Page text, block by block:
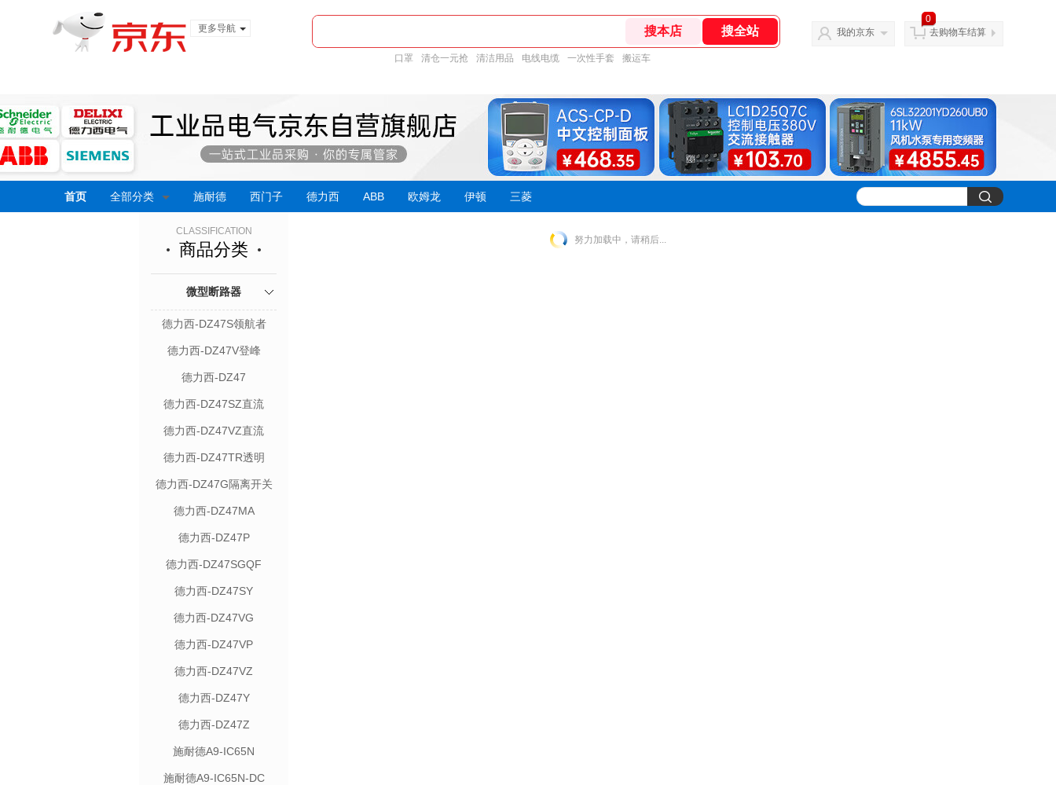
更多导航
口罩 清仓一元抢 清洁用品 电线电缆 一次性手套 搬运车
我的京东
0
去购物车结算
首页 全部分类 施耐德 西门子 德力西 ABB 欧姆龙 伊顿 三菱
CLASSIFICATION
商品分类
微型断路器
德力西-DZ47S领航者
德力西-DZ47V登峰
德力西-DZ47
德力西-DZ47SZ直流
德力西-DZ47VZ直流
德力西-DZ47TR透明
德力西-DZ47G隔离开关
德力西-DZ47MA
德力西-DZ47P
德力西-DZ47SGQF
德力西-DZ47SY
德力西-DZ47VG
德力西-DZ47VP
德力西-DZ47VZ
德力西-DZ47Y
德力西-DZ47Z
施耐德A9-IC65N
施耐德A9-IC65N-DC
努力加载中，请稍后...